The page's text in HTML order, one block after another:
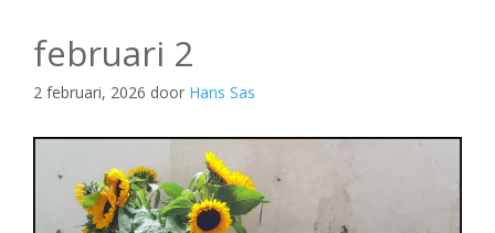
februari 2
2 februari, 2026 door Hans Sas